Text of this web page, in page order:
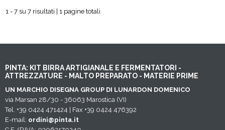
1 - 7 su 7 risultati | 1 pagine totali
PINTA: KIT BIRRA ARTIGIANALE E FERMENTATORI -
ATTREZZATURE - MALTO PREPARATO - MATERIE PRIME
UN MARCHIO DISEGNA GROUP DI LUNARDON DOMENICO
via Marsan 28/30 - 36063 Marostica (VI)
Tel. +39 0424 471424 | Fax +39 0424 476392
E-mail: ordini@pinta.it